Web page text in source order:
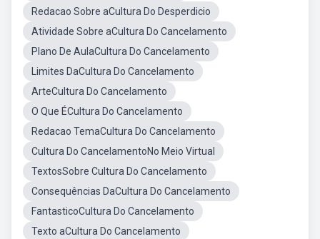
Redacao Sobre aCultura Do Desperdicio
Atividade Sobre aCultura Do Cancelamento
Plano De AulaCultura Do Cancelamento
Limites DaCultura Do Cancelamento
ArteCultura Do Cancelamento
O Que ÉCultura Do Cancelamento
Redacao TemaCultura Do Cancelamento
Cultura Do CancelamentoNo Meio Virtual
TextosSobre Cultura Do Cancelamento
Consequências DaCultura Do Cancelamento
FantasticoCultura Do Cancelamento
Texto aCultura Do Cancelamento